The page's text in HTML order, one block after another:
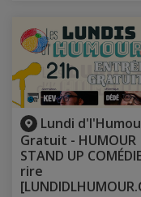
Lundi
Gratuit - HUMOUR
STAND UP
rire